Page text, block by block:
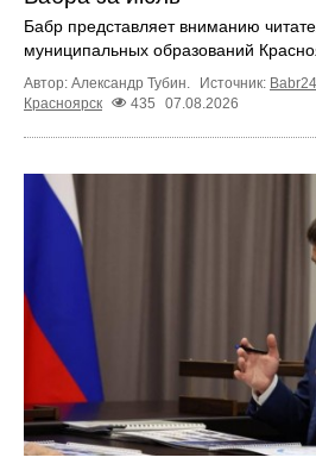
Бабр представляет вниманию
муниципальных образований
Автор: Александр Тубин. Источник:
Красноярск
435 07.08.2026